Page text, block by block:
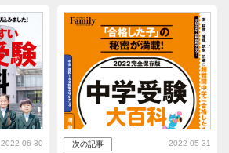
2022-06-30 2022-05-31
次の記事